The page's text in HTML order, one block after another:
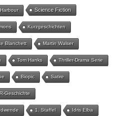
Science Fiction
Kurzgeschichten
Blanchett Martin Walser
Tom Hanks Thriller-Drama Serie
Biopic Satire
Geschichte
1. Staffel Idris Elba